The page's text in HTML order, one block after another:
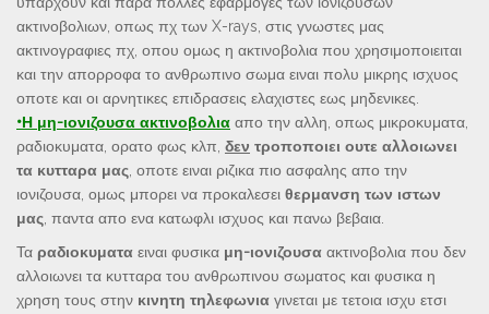
ακτινοβολιων, οπως πχ των X-rays, στις γνωστες μας
ακτινογραφιες πχ, οπου ομως η ακτινοβολια που χρησιμοποιειται
και την απορροφα το ανθρωπινο σωμα ειναι πολυ μικρης ισχυος
οποτε και οι αρνητικες επιδρασεις ελαχιστες εως μηδενικες.
•Η μη-ιονιζουσα ακτινοβολια απο την αλλη, οπως μικροκυματα,
ραδιοκυματα, ορατο φως κλπ, δεν τροποποιει ουτε αλλοιωνει
τα κυτταρα μας , οποτε ειναι ριζικα πιο ασφαλης απο την
ιονιζουσα, ομως μπορει να προκαλεσει θερμανση των ιστων
μας , παντα απο ενα κατωφλι ισχυος και πανω βεβαια.
Τα ραδιοκυματα ειναι φυσικα μη-ιονιζουσα ακτινοβολια που δεν
αλλοιωνει τα κυτταρα του ανθρωπινου σωματος και φυσικα η
χρηση τους στην κινητη τηλεφωνια γινεται με τετοια ισχυ ετσι